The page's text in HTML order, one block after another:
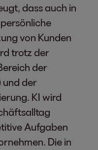
dass auch in
von Kunden
trotz der
der
und der
KI wird
Aufgaben
Die in